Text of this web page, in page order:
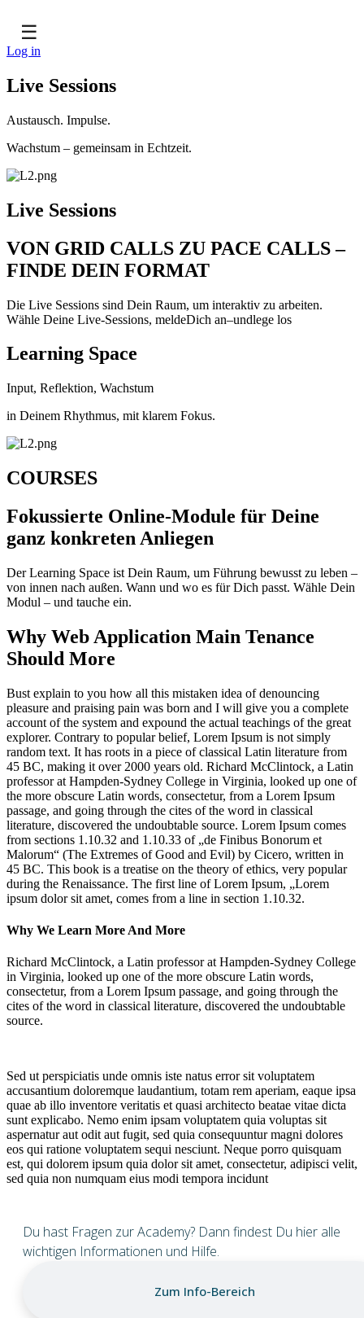
☰
Log in
Live Sessions
Austausch. Impulse.
Wachstum – gemeinsam in Echtzeit.
Live Sessions
VON GRID CALLS ZU PACE CALLS –
FINDE DEIN FORMAT
Die Live Sessions sind Dein Raum, um interaktiv zu arbeiten.
Wähle Deine Live-Sessions, meldeDich an–undlege los
Learning Space
Input, Reflektion, Wachstum
in Deinem Rhythmus, mit klarem Fokus.
COURSES
Fokussierte Online-Module für Deine
ganz konkreten Anliegen
Der Learning Space ist Dein Raum, um Führung bewusst zu leben –
von innen nach außen. Wann und wo es für Dich passt. Wähle Dein
Modul – und tauche ein.
Why Web Application Main Tenance
Should More
Bust explain to you how all this mistaken idea of denouncing
pleasure and praising pain was born and I will give you a complete
account of the system and expound the actual teachings of the great
explorer. Contrary to popular belief, Lorem Ipsum is not simply
random text. It has roots in a piece of classical Latin literature from
45 BC, making it over 2000 years old. Richard McClintock, a Latin
professor at Hampden-Sydney College in Virginia, looked up one of
the more obscure Latin words, consectetur, from a Lorem Ipsum
passage, and going through the cites of the word in classical
literature, discovered the undoubtable source. Lorem Ipsum comes
from sections 1.10.32 and 1.10.33 of „de Finibus Bonorum et
Malorum“ (The Extremes of Good and Evil) by Cicero, written in
45 BC. This book is a treatise on the theory of ethics, very popular
during the Renaissance. The first line of Lorem Ipsum, „Lorem
ipsum dolor sit amet, comes from a line in section 1.10.32.
Why We Learn More And More
Richard McClintock, a Latin professor at Hampden-Sydney College
in Virginia, looked up one of the more obscure Latin words,
consectetur, from a Lorem Ipsum passage, and going through the
cites of the word in classical literature, discovered the undoubtable
source.
Sed ut perspiciatis unde omnis iste natus error sit voluptatem
accusantium doloremque laudantium, totam rem aperiam, eaque ipsa
quae ab illo inventore veritatis et quasi architecto beatae vitae dicta
sunt explicabo. Nemo enim ipsam voluptatem quia voluptas sit
aspernatur aut odit aut fugit, sed quia consequuntur magni dolores
eos qui ratione voluptatem sequi nesciunt. Neque porro quisquam
est, qui dolorem ipsum quia dolor sit amet, consectetur, adipisci velit,
sed quia non numquam eius modi tempora incidunt
Du hast Fragen zur Academy? Dann findest Du hier alle
wichtigen Informationen und Hilfe.
Zum Info-Bereich